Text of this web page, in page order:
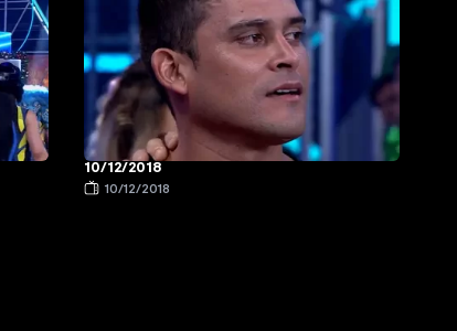
10/12/2018
10/12/2018